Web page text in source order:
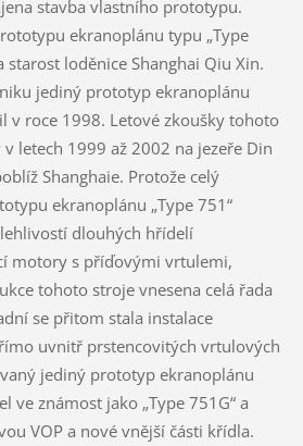
stavba vlastního prototypu.
ekranoplánu typu „Type
loděnice Shanghai Qiu Xin.
jediný prototyp ekranoplánu
v roce 1998. Letové zkoušky tohoto
letech 1999 až 2002 na jezeře Din
Shanghaie. Protože celý
ekranoplánu „Type 751“
dlouhých hřídelí
motory s příďovými vrtulemi,
tohoto stroje vnesena celá řada
se přitom stala instalace
uvnitř prstencovitých vrtulových
jediný prototyp ekranoplánu
ve známost jako „Type 751G“ a
VOP a nové vnější části křídla.